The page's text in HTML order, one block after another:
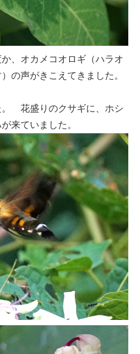
、オカメコオロギ（ハラオ
の声がきこえてきました。
。 花盛りのクサギに、ホシ
来ていました。